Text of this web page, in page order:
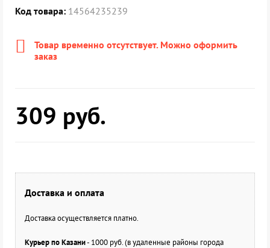
Код товара: 14564235239
Товар временно отсутствует. Можно оформить
заказ
309 руб.
Доставка и оплата
Доставка осуществляется платно.
Курьер по Казани- 1000 руб. (в удаленные районы города